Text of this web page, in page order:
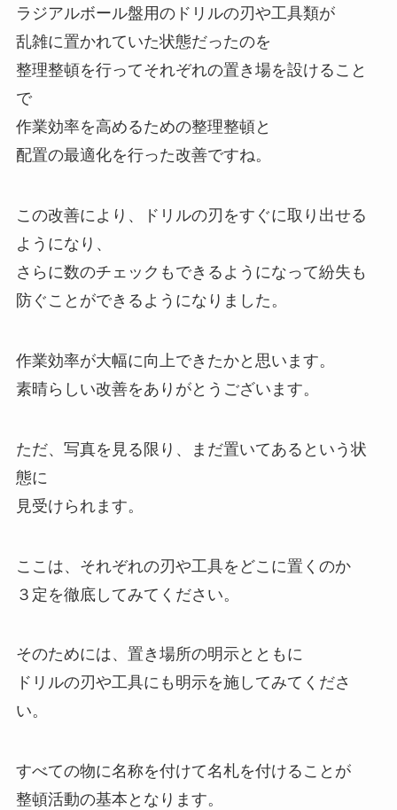
ラジアルボール盤用のドリルの刃や工具類が
乱雑に置かれていた状態だったのを
整理整頓を行ってそれぞれの置き場を設けること
で
作業効率を高めるための整理整頓と
配置の最適化を行った改善ですね。
この改善により、ドリルの刃をすぐに取り出せる
ようになり、
さらに数のチェックもできるようになって紛失も
防ぐことができるようになりました。
作業効率が大幅に向上できたかと思います。
素晴らしい改善をありがとうございます。
ただ、写真を見る限り、まだ置いてあるという状
態に
見受けられます。
ここは、それぞれの刃や工具をどこに置くのか
３定を徹底してみてください。
そのためには、置き場所の明示とともに
ドリルの刃や工具にも明示を施してみてくださ
い。
すべての物に名称を付けて名札を付けることが
整頓活動の基本となります。